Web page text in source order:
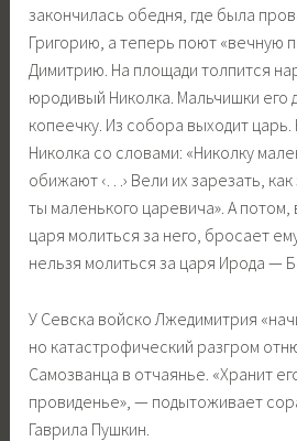
закончилась обедня, где была
Григорию, а теперь поют «вечную
Димитрию. На площади толпится
юродивый Николка. Мальчишки его
копеечку. Из собора выходит
Николка со словами: «Николку
обижают ‹…› Вели их зарезать, как
ты маленького царевича». А потом,
царя молиться за него, бросает
нельзя молиться за царя Ирода —
У Севска войско Лжедимитрия
но катастрофический разгром
Самозванца в отчаянье. «Хранит
провиденье», — подытоживает
Гаврила Пушкин.